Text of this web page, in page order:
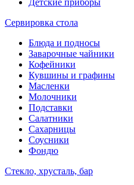
Сервировка стола
Блюда и подносы
Заварочные чайники
Кофейники
Кувшины и графины
Масленки
Молочники
Подставки
Салатники
Сахарницы
Соусники
Фондю
Стекло, хрусталь, бар